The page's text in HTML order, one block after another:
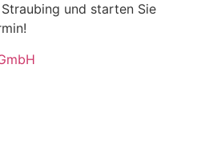
und starten Sie